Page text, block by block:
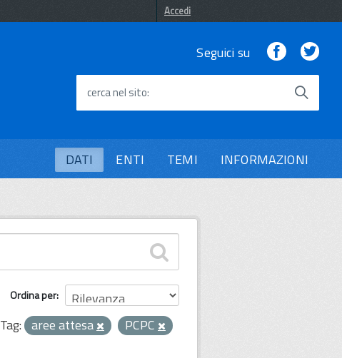
Accedi
Seguici su Facebook
cerca nel sito
DATI ENTI TEMI INFORMAZIONI
Ordina per
Tag: aree attesa
PCPC